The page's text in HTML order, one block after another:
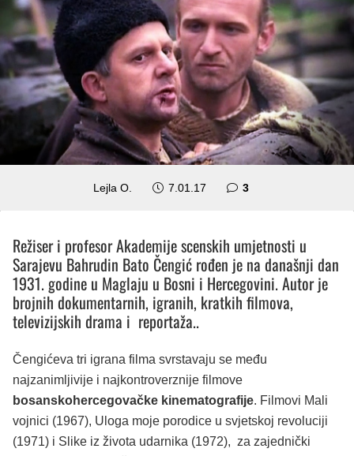
Lejla O. 7.01.17 3komentara
Režiser i profesor Akademije scenskih umjetnosti u
Sarajevu Bahrudin Bato Čengić rođen je na današnji dan
1931. godine u Maglaju u Bosni i Hercegovini. Autor je
brojnih dokumentarnih, igranih, kratkih filmova,
televizijskih drama i reportaža..
Čengićeva tri igrana filma svrstavaju se među
najzanimljivije i najkontroverznije filmove
bosanskohercegovačke kinematografije. Filmovi Mali
vojnici (1967), Uloga moje porodice u svjetskoj revoluciji
(1971) i Slike iz života udarnika (1972), za zajednički